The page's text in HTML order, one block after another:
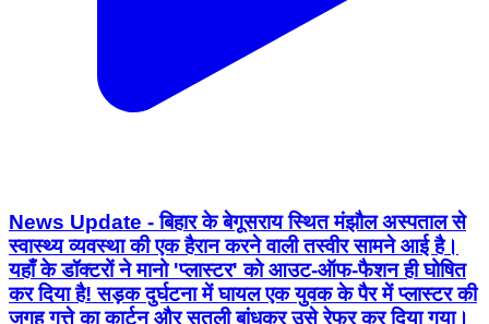
News Update - बिहार के बेगूसराय स्थित मंझौल अस्पताल से
स्वास्थ्य व्यवस्था की एक हैरान करने वाली तस्वीर सामने आई है।
यहाँ के डॉक्टरों ने मानो 'प्लास्टर' को आउट-ऑफ-फैशन ही घोषित
कर दिया है! सड़क दुर्घटना में घायल एक युवक के पैर में प्लास्टर की
जगह गत्ते का कार्टन और सुतली बांधकर उसे रेफर कर दिया गया।